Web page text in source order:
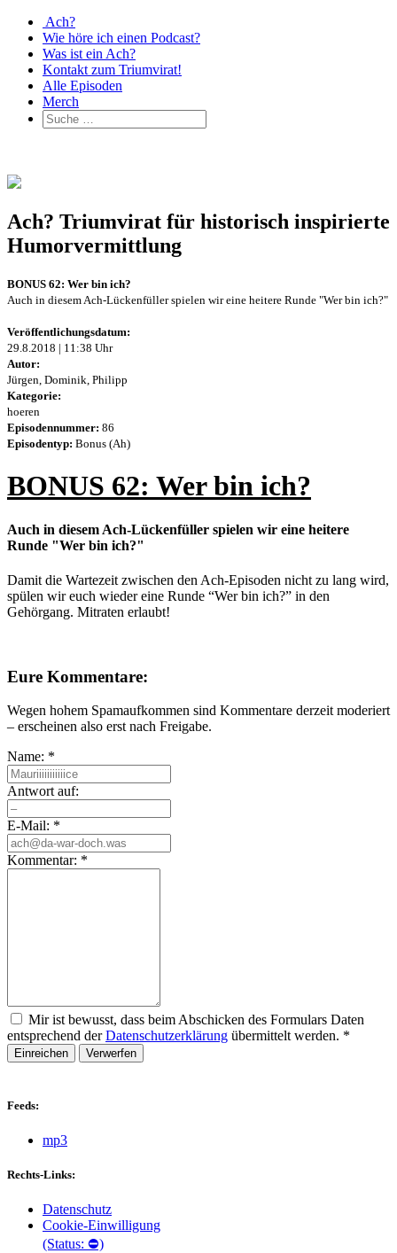
Ach?
Wie höre ich einen Podcast?
Was ist ein Ach?
Kontakt zum Triumvirat!
Alle Episoden
Merch
Ach? Triumvirat für historisch inspirierte
Humorvermittlung
BONUS 62: Wer bin ich?
Auch in diesem Ach-Lückenfüller spielen wir eine heitere Runde "Wer bin ich?"
Veröffentlichungsdatum:
29.8.2018 | 11:38 Uhr
Autor:
Jürgen, Dominik, Philipp
Kategorie:
hoeren
Episodennummer: 86
Episodentyp: Bonus (Ah)
BONUS 62: Wer bin ich?
Auch in diesem Ach-Lückenfüller spielen wir eine heitere
Runde "Wer bin ich?"
Damit die Wartezeit zwischen den Ach-Episoden nicht zu lang wird,
spülen wir euch wieder eine Runde “Wer bin ich?” in den
Gehörgang. Mitraten erlaubt!
Eure Kommentare:
Wegen hohem Spamaufkommen sind Kommentare derzeit moderiert
– erscheinen also erst nach Freigabe.
Name: *
Antwort auf:
E-Mail: *
Kommentar: *
Mir ist bewusst, dass beim Abschicken des Formulars Daten
entsprechend derDatenschutzerklärung übermittelt werden. *
Einreichen Verwerfen
Feeds:
mp3
Rechts-Links:
Datenschutz
Cookie-Einwilligung
(Status: ⛔)